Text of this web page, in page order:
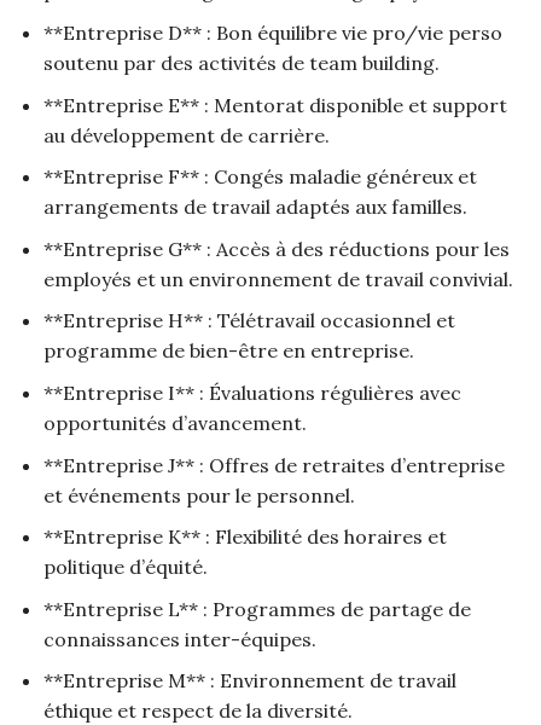
**Entreprise D** : Bon équilibre vie pro/vie perso
soutenu par des activités de team building.
**Entreprise E** : Mentorat disponible et support
au développement de carrière.
**Entreprise F** : Congés maladie généreux et
arrangements de travail adaptés aux familles.
**Entreprise G** : Accès à des réductions pour les
employés et un environnement de travail convivial.
**Entreprise H** : Télétravail occasionnel et
programme de bien-être en entreprise.
**Entreprise I** : Évaluations régulières avec
opportunités d’avancement.
**Entreprise J** : Offres de retraites d’entreprise
et événements pour le personnel.
**Entreprise K** : Flexibilité des horaires et
politique d’équité.
**Entreprise L** : Programmes de partage de
connaissances inter-équipes.
**Entreprise M** : Environnement de travail
éthique et respect de la diversité.